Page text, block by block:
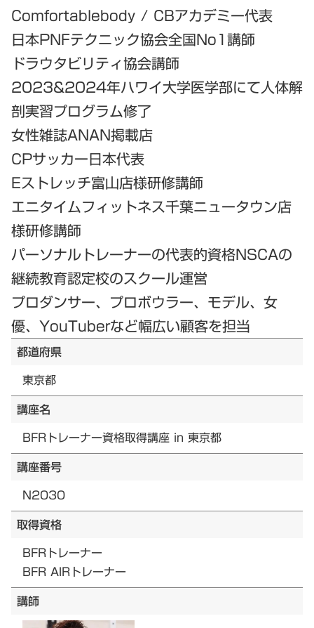
Comfortablebody / CBアカデミー代表
日本PNFテクニック協会全国No1講師
ドラウタビリティ協会講師
2023&2024年ハワイ大学医学部にて人体解
剖実習プログラム修了
女性雑誌ANAN掲載店
CPサッカー日本代表
Eストレッチ富山店様研修講師
エニタイムフィットネス千葉ニュータウン店
様研修講師
パーソナルトレーナーの代表的資格NSCAの
継続教育認定校のスクール運営
プロダンサー、プロボウラー、モデル、女
優、YouTuberなど幅広い顧客を担当
都道府県
東京都
講座名
BFRトレーナー資格取得講座 in 東京都
講座番号
N2030
取得資格
BFRトレーナー
BFR AIRトレーナー
講師